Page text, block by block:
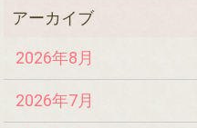
2026年8月
2026年7月